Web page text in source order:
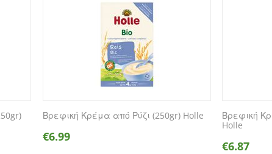
Βρεφική Κρέμα από Ρύζι (250gr) Holle
€6.99
Βρεφική
Holle
€6.87